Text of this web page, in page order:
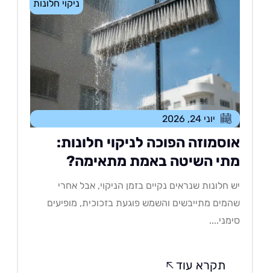
ניקוי חלונות
יוני 24, 2026
הפוכה לניקוי חלונות:
השיטה באמת מתאימה?
חלונות שנראים נקיים בזמן הניקוי, אבל אחרי
מתייבשים והשמש פוגעת בזכוכית, מופיעים
תקרא עוד